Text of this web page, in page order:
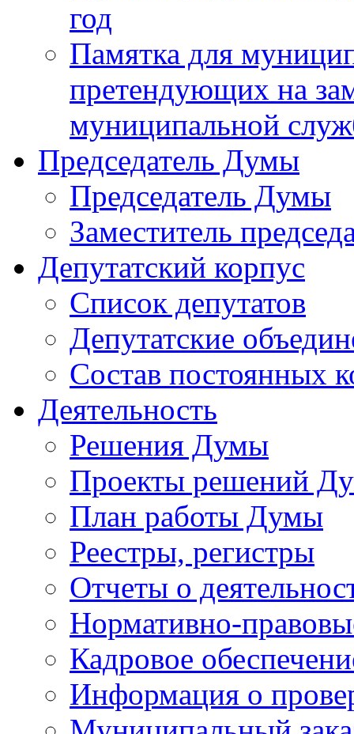
год
Памятка для
претендующих на
муниципальной
Председатель Думы
Председатель Думы
Заместитель
Депутатский корпус
Список депутатов
Депутатские
Состав постоянных
Деятельность
Решения Думы
Проекты решений
План работы Думы
Реестры, регистры
Отчеты о
Нормативно-
Кадровое
Информация о